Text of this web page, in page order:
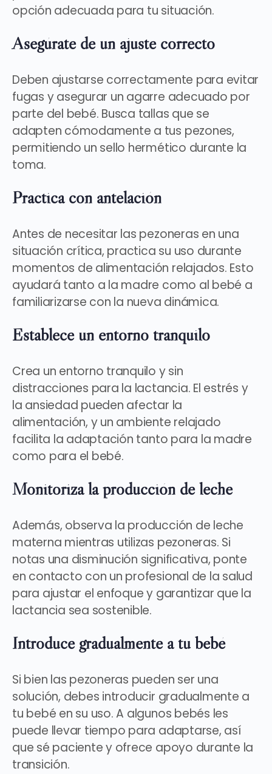
opción adecuada para tu situación.
Asegúrate de un ajuste correcto
Deben ajustarse correctamente para evitar
fugas y asegurar un agarre adecuado por
parte del bebé. Busca tallas que se
adapten cómodamente a tus pezones,
permitiendo un sello hermético durante la
toma.
Practica con antelación
Antes de necesitar las pezoneras en una
situación crítica, practica su uso durante
momentos de alimentación relajados. Esto
ayudará tanto a la madre como al bebé a
familiarizarse con la nueva dinámica.
Establece un entorno tranquilo
Crea un entorno tranquilo y sin
distracciones para la lactancia. El estrés y
la ansiedad pueden afectar la
alimentación, y un ambiente relajado
facilita la adaptación tanto para la madre
como para el bebé.
Monitoriza la producción de leche
Además, observa la producción de leche
materna mientras utilizas pezoneras. Si
notas una disminución significativa, ponte
en contacto con un profesional de la salud
para ajustar el enfoque y garantizar que la
lactancia sea sostenible.
Introduce gradualmente a tu bebé
Si bien las pezoneras pueden ser una
solución, debes introducir gradualmente a
tu bebé en su uso. A algunos bebés les
puede llevar tiempo para adaptarse, así
que sé paciente y ofrece apoyo durante la
transición.